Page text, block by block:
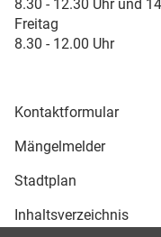
8.30 - 12.30 Uhr und
Freitag
8.30 - 12.00 Uhr
Kontaktformular
Mängelmelder
Stadtplan
Inhaltsverzeichnis